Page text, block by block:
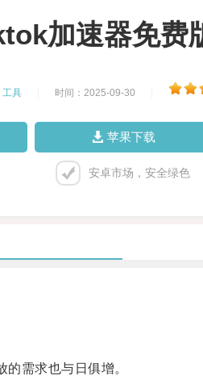
加速器免费
工具 时间：2025-09-30
苹果下载
安卓市场，安全绿色
需求也与日俱增。